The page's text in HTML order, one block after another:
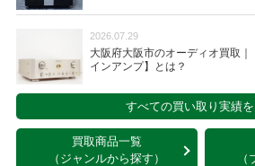
2026.07.29
大阪府大阪市のオーディオ買取
インアンプ】とは？
すべての買い取り実績
買取商品一覧
（ジャンルから探す）